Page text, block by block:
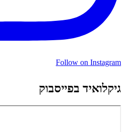
Follow on Instagram
גיקלואיד בפייסבוק